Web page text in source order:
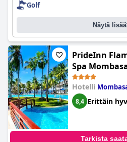
Golf
Näytä lisää
PrideInn
Spa
Hotelli
8,4 Erittäin
Tarkista